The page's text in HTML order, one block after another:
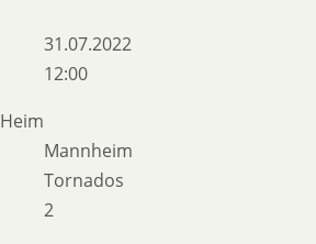
31.07.2022
12:00
Heim
Mannheim
Tornados
2